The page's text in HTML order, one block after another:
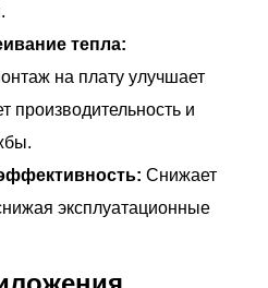
тепла:
на плату улучшает
производительность и
Снижает
эксплуатационные